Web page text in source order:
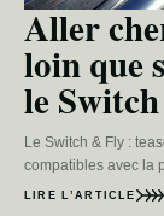
Aller
loin que
le
Le Switch & Fly :
compatibles avec la
LIRE L’ARTICLE